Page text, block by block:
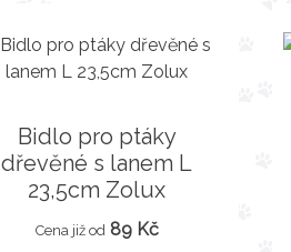
Bidlo pro ptáky
dřevěné s lanem L
23,5cm Zolux
Cena již od 89 Kč